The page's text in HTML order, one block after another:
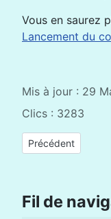
Vous en saurez
Lancement du
Mis à jour : 29
Clics : 3283
Article précédent
Précédent
Fil de